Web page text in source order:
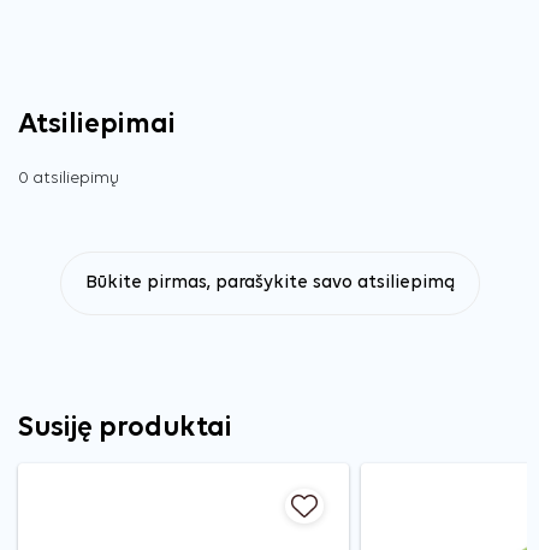
Atsiliepimai
0 atsiliepimų
Būkite pirmas, parašykite savo atsiliepimą
Susiję produktai